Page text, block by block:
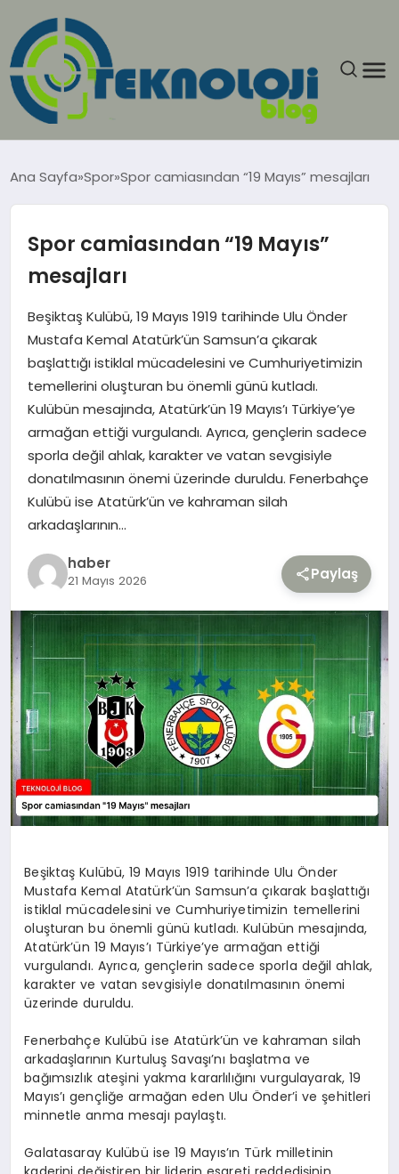
GÜNCEL
EĞITIM
GENEL
GÜNDEM
TEKNOLOJI
YAŞAM
Ana Sayfa Spor Spor camiasından “19 Mayıs” mesajları
Spor camiasından “19 Mayıs”
mesajları
Beşiktaş Kulübü, 19 Mayıs 1919 tarihinde Ulu Önder
Mustafa Kemal Atatürk’ün Samsun’a çıkarak
başlattığı istiklal mücadelesini ve Cumhuriyetimizin
temellerini oluşturan bu önemli günü kutladı.
Kulübün mesajında, Atatürk’ün 19 Mayıs’ı Türkiye’ye
armağan ettiği vurgulandı. Ayrıca, gençlerin sadece
sporla değil ahlak, karakter ve vatan sevgisiyle
donatılmasının önemi üzerinde duruldu. Fenerbahçe
Kulübü ise Atatürk’ün ve kahraman silah
arkadaşlarının…
haber
21 Mayıs 2026 Paylaş
Beşiktaş Kulübü, 19 Mayıs 1919 tarihinde Ulu Önder
Mustafa Kemal Atatürk’ün Samsun’a çıkarak başlattığı
istiklal mücadelesini ve Cumhuriyetimizin temellerini
oluşturan bu önemli günü kutladı. Kulübün mesajında,
Atatürk’ün 19 Mayıs’ı Türkiye’ye armağan ettiği
vurgulandı. Ayrıca, gençlerin sadece sporla değil ahlak,
karakter ve vatan sevgisiyle donatılmasının önemi
üzerinde duruldu.
Fenerbahçe Kulübü ise Atatürk’ün ve kahraman silah
arkadaşlarının Kurtuluş Savaşı’nı başlatma ve
bağımsızlık ateşini yakma kararlılığını vurgulayarak, 19
Mayıs’ı gençliğe armağan eden Ulu Önder’i ve şehitleri
minnetle anma mesajı paylaştı.
Galatasaray Kulübü ise 19 Mayıs’ın Türk milletinin